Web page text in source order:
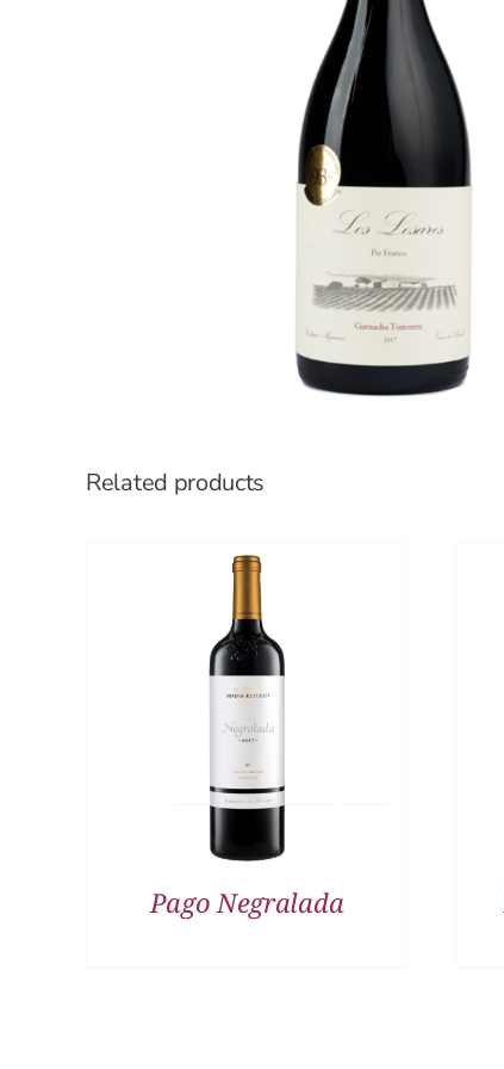
Related products
DETALLES
Pago Negralada